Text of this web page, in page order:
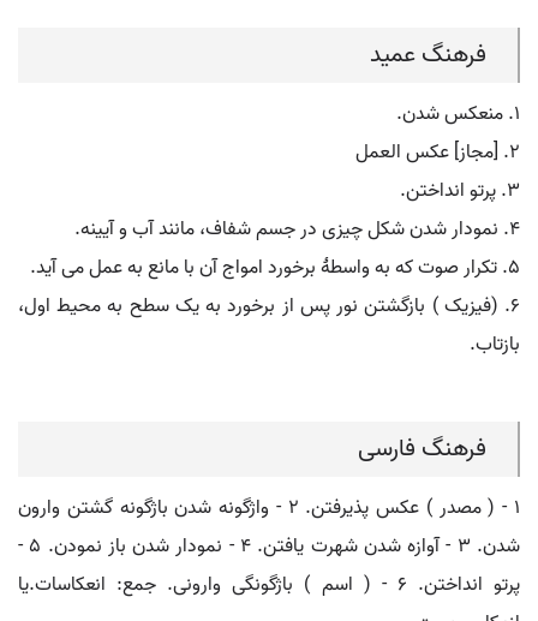
فرهنگ عمید
۱. منعکس شدن.
۲. [مجاز] عکس العمل
۳. پرتو انداختن.
۴. نمودار شدن شکل چیزی در جسم شفاف، مانند آب و آیینه.
۵. تکرار صوت که به واسطۀ برخورد امواج آن با مانع به عمل می آید.
۶. (فیزیک ) بازگشتن نور پس از برخورد به یک سطح به محیط اول،
بازتاب.
فرهنگ فارسی
۱ - ( مصدر ) عکس پذیرفتن. ۲ - واژگونه شدن باژگونه گشتن وارون
شدن. ۳ - آوازه شدن شهرت یافتن. ۴ - نمودار شدن باز نمودن. ۵ -
پرتو انداختن. ۶ - ( اسم ) باژگونگی وارونی. جمع: انعکاسات.یا